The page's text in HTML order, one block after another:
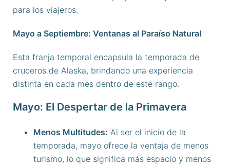
para los viajeros.
Mayo a Septiembre: Ventanas al Paraíso Natural
Esta franja temporal encapsula la temporada de
cruceros de Alaska, brindando una experiencia
distinta en cada mes dentro de este rango.
Mayo: El Despertar de la Primavera
Menos Multitudes: Al ser el inicio de la
temporada, mayo ofrece la ventaja de menos
turismo, lo que significa más espacio y menos